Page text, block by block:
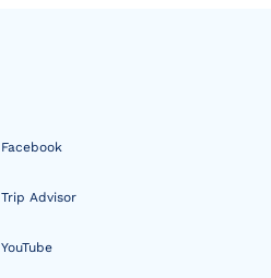
Facebook
Trip Advisor
YouTube